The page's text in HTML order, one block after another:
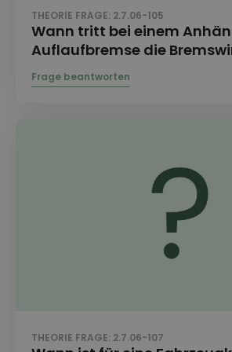
THEORIE FRAGE: 2.7.06-105
Wann tritt bei einem
Auflaufbremse die
THEORIE FRAGE: 2.7.06-107